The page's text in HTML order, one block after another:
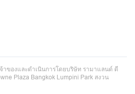
าของและดำเนินการโดยบริษัท รามาแลนด์ ดี
Plaza Bangkok Lumpini Park สงวน